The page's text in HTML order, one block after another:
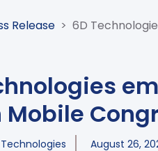
Release > 6D
August 26,